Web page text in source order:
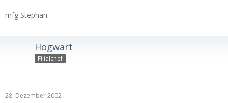
mfg Stephan
Hogwart
Filialchef
28. Dezember 2002